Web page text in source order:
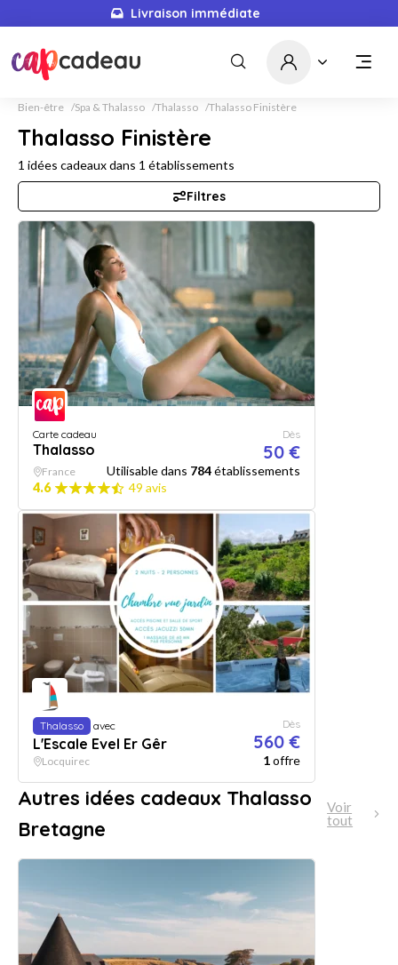
Livraison immédiate
Bien-être Spa & Thalasso Thalasso Thalasso Finistère
Thalasso Finistère
1 idées cadeaux dans 1 établissements
Filtres
Carte cadeau
Thalasso
Dès
50 €
France Utilisable dans 784établissements
4.6
49 avis
Thalasso avec
L'Escale Evel Er Gêr
Dès
560 €
Locquirec 1offre
Autres idées cadeaux Thalasso
Bretagne
Voir
tout